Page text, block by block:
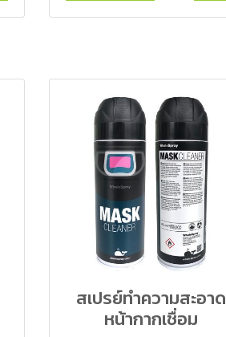
สเปรย์ทำความสะอาด
หน้ากากเชื่อม